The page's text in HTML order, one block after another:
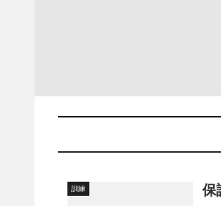
訓練 保